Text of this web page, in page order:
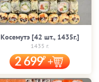
Косемутэ [42 шт., 1435г.]
1435 г.
2 699